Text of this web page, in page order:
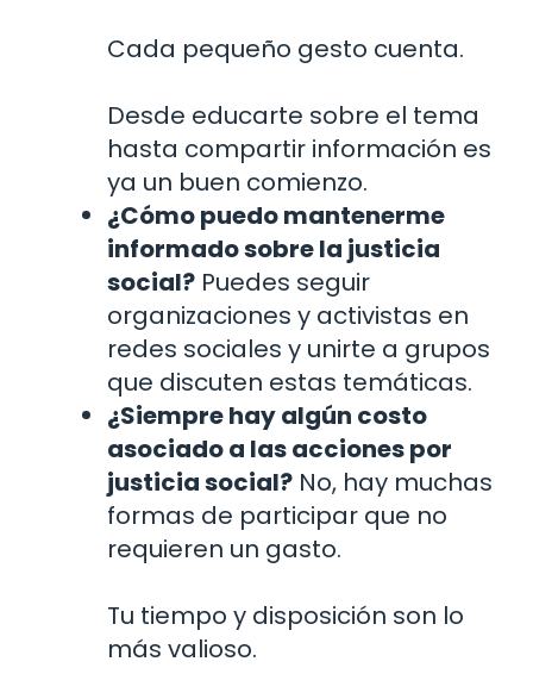
Cada pequeño gesto cuenta.
Desde educarte sobre el tema
hasta compartir información es
ya un buen comienzo.
¿Cómo puedo mantenerme
informado sobre la justicia
social? Puedes seguir
organizaciones y activistas en
redes sociales y unirte a grupos
que discuten estas temáticas.
¿Siempre hay algún costo
asociado a las acciones por
justicia social? No, hay muchas
formas de participar que no
requieren un gasto.
Tu tiempo y disposición son lo
más valioso.